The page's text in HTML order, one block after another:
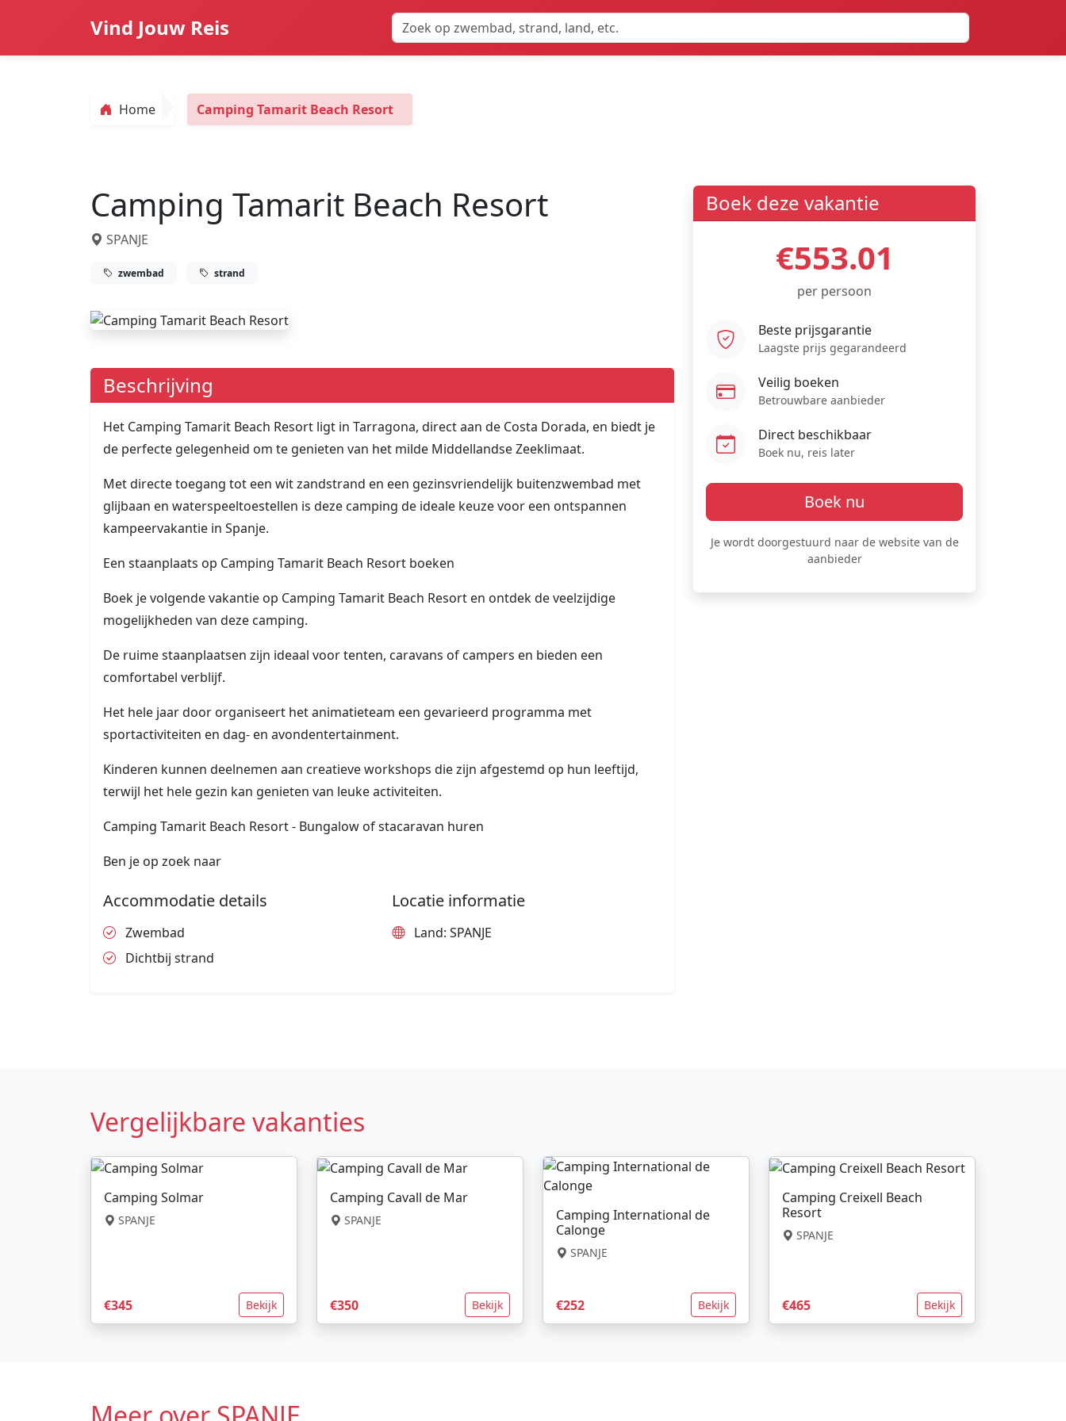
Vind Jouw Reis
Home Camping Tamarit Beach Resort
Camping Tamarit Beach Resort
SPANJE
zwembad strand
Beschrijving
Het Camping Tamarit Beach Resort ligt in Tarragona, direct aan de Costa Dorada, en biedt je
de perfecte gelegenheid om te genieten van het milde Middellandse Zeeklimaat.
Met directe toegang tot een wit zandstrand en een gezinsvriendelijk buitenzwembad met
glijbaan en waterspeeltoestellen is deze camping de ideale keuze voor een ontspannen
kampeervakantie in Spanje.
Een staanplaats op Camping Tamarit Beach Resort boeken
Boek je volgende vakantie op Camping Tamarit Beach Resort en ontdek de veelzijdige
mogelijkheden van deze camping.
De ruime staanplaatsen zijn ideaal voor tenten, caravans of campers en bieden een
comfortabel verblijf.
Het hele jaar door organiseert het animatieteam een gevarieerd programma met
sportactiviteiten en dag- en avondentertainment.
Kinderen kunnen deelnemen aan creatieve workshops die zijn afgestemd op hun leeftijd,
terwijl het hele gezin kan genieten van leuke activiteiten.
Camping Tamarit Beach Resort - Bungalow of stacaravan huren
Ben je op zoek naar
Accommodatie details
Zwembad
Dichtbij strand
Locatie informatie
Land: SPANJE
Boek deze vakantie
€553.01
per persoon
Beste prijsgarantie
Laagste prijs gegarandeerd
Veilig boeken
Betrouwbare aanbieder
Direct beschikbaar
Boek nu, reis later
Boek nu
Je wordt doorgestuurd naar de website van de
aanbieder
Vergelijkbare vakanties
Camping Solmar
SPANJE
€345 Bekijk
Camping Cavall de Mar
SPANJE
€350 Bekijk
Camping International de
Calonge
SPANJE
€252 Bekijk
Camping Creixell Beach
Resort
SPANJE
€465 Bekijk